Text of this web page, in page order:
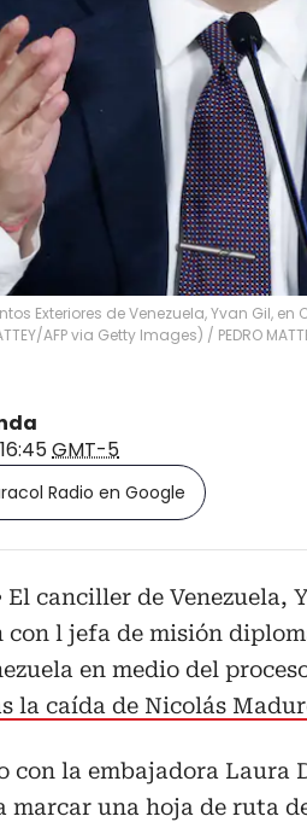
Exteriores de Venezuela, Yvan Gil,
AFP via Getty Images) / PEDRO
GMT-5
Radio en Google
El canciller de Venezuela,
con l jefa de misión
en medio del
la caída de Nicolás
con la embajadora Laura
marcar una hoja de ruta